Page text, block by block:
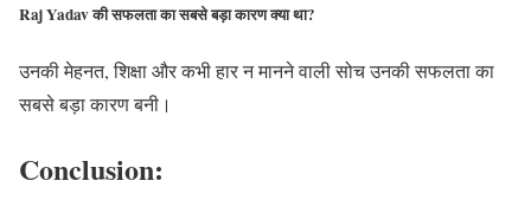
Raj Yadav की सफलता का सबसे बड़ा कारण क्या था?
उनकी मेहनत, शिक्षा और कभी हार न मानने वाली सोच उनकी सफलता का
सबसे बड़ा कारण बनी।
Conclusion: